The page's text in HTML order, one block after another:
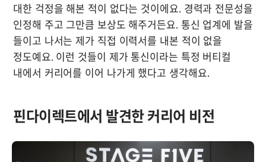
대한 걱정을 해본 적이 없다는 것이에요. 경력과 전문성을
인정해 주고 그만큼 보상도 해주거든요. 통신 업계에 발을
들이고 나서는 제가 직접 이력서를 내본 적이 없을
정도예요. 이런 것들이 제가 통신이라는 특정 버티컬
내에서 커리어를 이어 나가게 했다고 생각해요.
핀다이렉트에서 발견한 커리어 비전